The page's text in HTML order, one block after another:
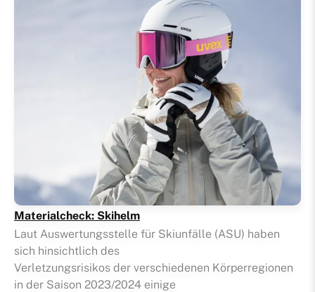
Materialcheck: Skihelm
Laut Auswertungsstelle für Skiunfälle (ASU) haben
sich hinsichtlich des
Verletzungsrisikos der verschiedenen Körperregionen
in der Saison 2023/2024 einige